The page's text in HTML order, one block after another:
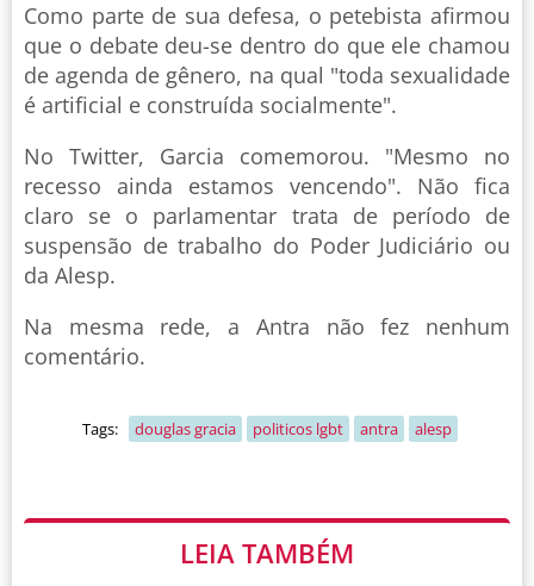
Como parte de sua defesa, o petebista afirmou
que o debate deu-se dentro do que ele chamou
de agenda de gênero, na qual "toda sexualidade
é artificial e construída socialmente".
No Twitter, Garcia comemorou. "Mesmo no
recesso ainda estamos vencendo". Não fica
claro se o parlamentar trata de período de
suspensão de trabalho do Poder Judiciário ou
da Alesp.
Na mesma rede, a Antra não fez nenhum
comentário.
Tags: douglas gracia politicos lgbt antra alesp
LEIA TAMBÉM